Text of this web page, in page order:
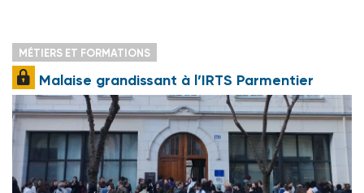
MÉTIERS ET FORMATIONS
Malaise grandissant à l’IRTS Parmentier